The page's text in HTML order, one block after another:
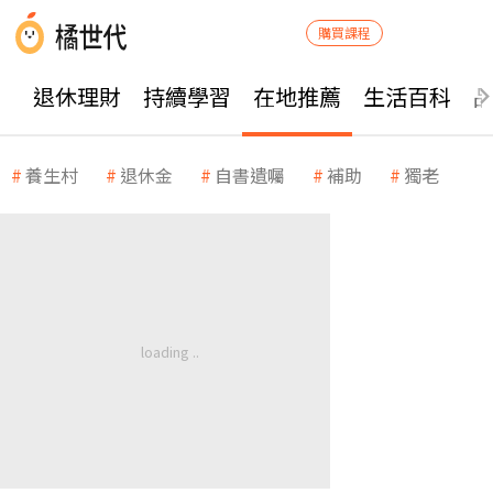
購買課程
退休理財 持續學習 在地推薦 生活百科
養生村 退休金 自書遺囑 補助 獨老